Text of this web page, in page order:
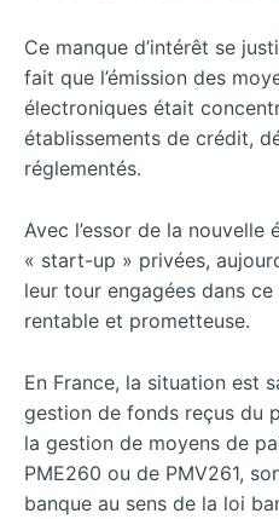
Ce manque d’intérêt se
fait que l’émission des
électroniques était
établissements de crédit,
réglementés.
Avec l’essor de la nouvelle
« start-up » privées,
leur tour engagées dans
rentable et prometteuse.
En France, la situation est
gestion de fonds reçus du
la gestion de moyens de
PME260 ou de PMV261,
banque au sens de la loi